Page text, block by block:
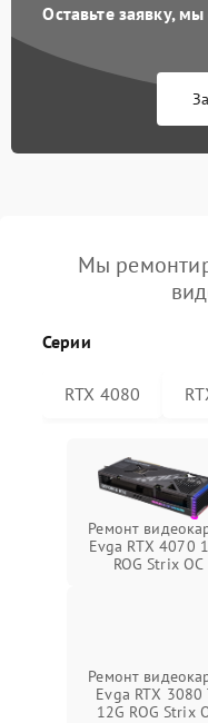
Оставьте заявку,
Мы
Серии
RTX 4080
Ремонт
Evga RTX 4070
ROG Strix OC
Ремонт
Evga RTX 3080
12G ROG Strix